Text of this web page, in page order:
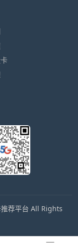
荐平台 All Rights